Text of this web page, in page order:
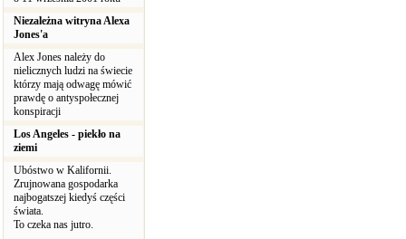
Niezależna witryna Alexa
Jones'a
Alex Jones należy do
nielicznych ludzi na świecie
którzy mają odwagę mówić
prawdę o antyspołecznej
konspiracji
Los Angeles - piekło na
ziemi
Ubóstwo w Kalifornii.
Zrujnowana gospodarka
najbogatszej kiedyś części
świata.
To czeka nas jutro.